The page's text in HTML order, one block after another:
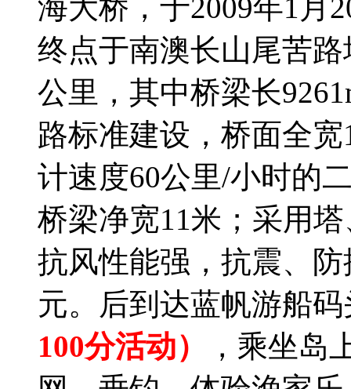
海大桥，于2009年1月
终点于南澳长山尾苦
公里，其中桥梁长
路标准建设，桥面全
计速度60公里/小时的
桥梁净宽11米；采用
抗风性能强，抗震、
元。后到达蓝帆游船
100分活动）
，乘坐岛